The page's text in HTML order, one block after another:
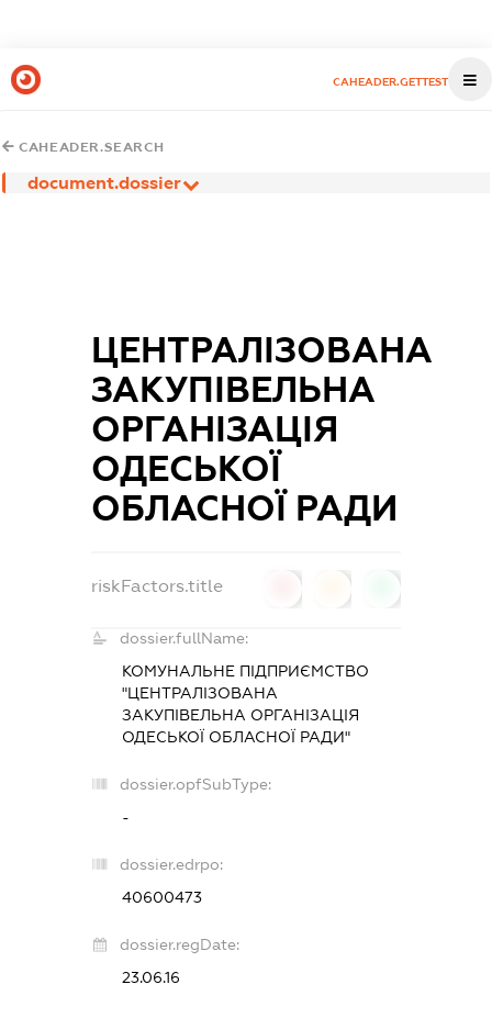
CAHEADER.GETTEST
CAHEADER.SEARCH
document.dossier
ЦЕНТРАЛІЗОВАНА
ЗАКУПІВЕЛЬНА
ОРГАНІЗАЦІЯ
ОДЕСЬКОЇ
ОБЛАСНОЇ РАДИ
riskFactors.title
dossier.fullName:
КОМУНАЛЬНЕ ПІДПРИЄМСТВО
"ЦЕНТРАЛІЗОВАНА
ЗАКУПІВЕЛЬНА ОРГАНІЗАЦІЯ
ОДЕСЬКОЇ ОБЛАСНОЇ РАДИ"
dossier.opfSubType:
-
dossier.edrpo:
40600473
dossier.regDate:
23.06.16